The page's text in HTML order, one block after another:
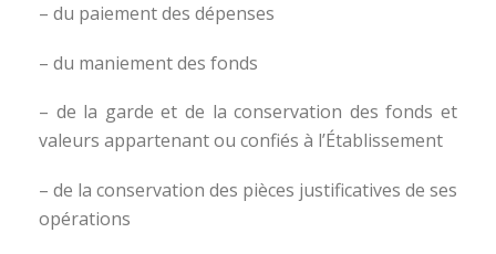
– du paiement des dépenses
– du maniement des fonds
– de la garde et de la conservation des fonds et
valeurs appartenant ou confiés à l’Établissement
– de la conservation des pièces justificatives de ses
opérations